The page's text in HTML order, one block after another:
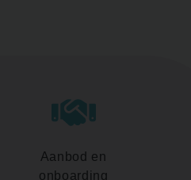
Aanbod en
onboarding